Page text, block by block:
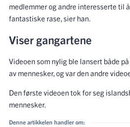
medlemmer og andre interesserte til
fantastiske rase, sier han.
Viser gangartene
Videoen som nylig ble lansert både
av mennesker, og var den andre
Den første videoen tok for seg
mennesker.
Denne artikkelen handler om: